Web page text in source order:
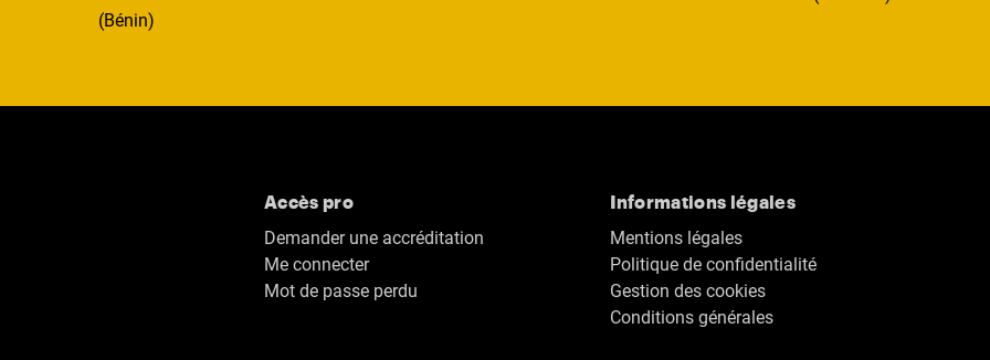
(Bénin)
Accès pro
Demander une accréditation
Me connecter
Mot de passe perdu
Informations légales
Mentions légales
Politique de confidentialité
Gestion des cookies
Conditions générales